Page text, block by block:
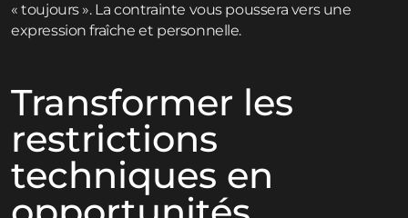
« toujours ». La contrainte vous poussera vers une
expression fraîche et personnelle.
Transformer les
restrictions
techniques en